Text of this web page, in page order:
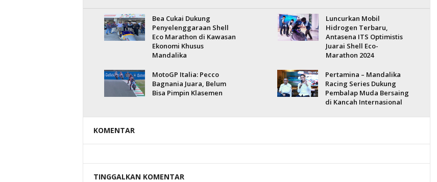
Bea Cukai Dukung
Penyelenggaraan Shell
Eco Marathon di Kawasan
Ekonomi Khusus
Mandalika
Luncurkan Mobil
Hidrogen Terbaru,
Antasena ITS Optimistis
Juarai Shell Eco-
Marathon 2024
MotoGP Italia: Pecco
Bagnania Juara, Belum
Bisa Pimpin Klasemen
Pertamina – Mandalika
Racing Series Dukung
Pembalap Muda Bersaing
di Kancah Internasional
KOMENTAR
TINGGALKAN KOMENTAR